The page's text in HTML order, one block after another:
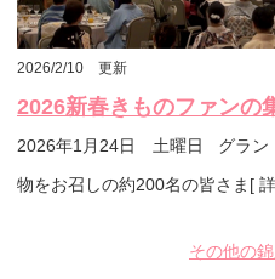
2026/2/10 更新
2026新春きものファンの
2026年1月24日 土曜日 グラン
物をお召しの約200名の皆さま[
その他の